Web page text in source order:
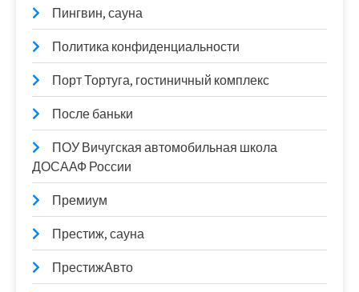
Пингвин, сауна
Политика конфиденциальности
Порт Тортуга, гостиничный комплекс
После баньки
ПОУ Вичугская автомобильная школа
ДОСААФ России
Премиум
Престиж, сауна
ПрестижАвто